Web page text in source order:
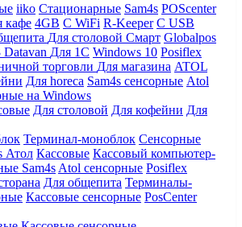
iiko Стационарные Sam4s POScenter
кафе 4GB С WiFi R-Keeper С USB
Для столовой Смарт Globalpos
Datavan Для 1С Windows 10 Posiflex
торговли Для магазина ATOL
Для horeca Sam4s сенсорные Atol
на Windows
Для столовой Для кофейни Для
Терминал-моноблок Сенсорные
Атол Кассовые Кассовый компьютер-
Sam4s Atol сенсорные Posiflex
Для общепита Терминалы-
Кассовые сенсорные PosCenter